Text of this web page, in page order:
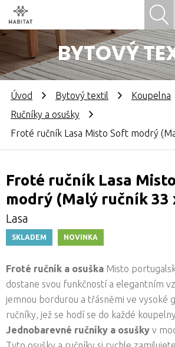
BYTOVÝ
Úvod Bytový textil
Koupelna
Ručníky a osušky
Froté ručník Lasa Misto Soft modrý
Froté ručník Lasa
modrý (Malý ručník 33
Lasa
SKLADEM NOVINKA
Froté ručník a osuška Misto
dostane svou funkčností a elegantním
jemnou bordurou a třásněmi ve vysoké
ručníky, jež se hodí se do každé
Jednobarevné ručníky a osušky v